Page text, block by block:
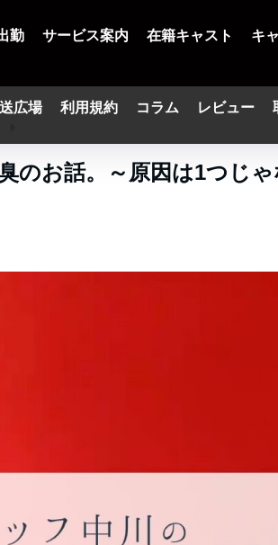
勤 サービス案内 在籍キャスト キ
広場 利用規約 コラム レビュー
のお話。～原因は1つじ